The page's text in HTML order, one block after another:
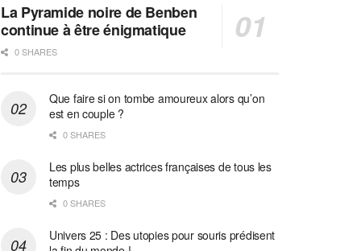
La Pyramide noire de Benben
continue à être énigmatique
0 SHARES
Que faire si on tombe amoureux alors qu’on
est en couple ?
0 SHARES
Les plus belles actrices françaises de tous les
temps
0 SHARES
Univers 25 : Des utopies pour souris prédisent